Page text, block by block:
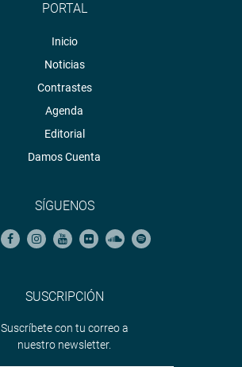
PORTAL
Inicio
Noticias
Contrastes
Agenda
Editorial
Damos Cuenta
SÍGUENOS
SUSCRIPCIÓN
Suscríbete con tu correo a
nuestro newsletter.